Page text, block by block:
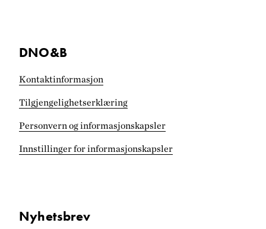
DNO&B
Kontaktinformasjon
Tilgjengelighets­erklæring
Personvern og informasjonskapsler
Innstillinger for informasjonskapsler
Nyhetsbrev